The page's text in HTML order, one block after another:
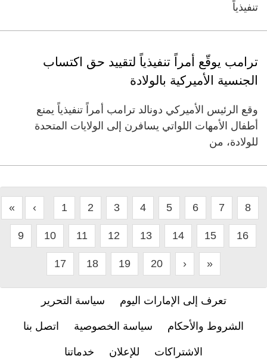
تنفيذياً
ترامب يوقّع أمراً تنفيذياً لتقييد حق اكتساب
الجنسية الأميركية بالولادة
وقع الرئيس الأميركي دونالد ترامب أمراً تنفيذياً يمنع
أطفال الأمهات اللواتي يسافرن إلى الولايات المتحدة
للولادة، من
« ‹ 1 2 3 4 5 6 7 8
9 10 11 12 13 14 15 16
17 18 19 20 › »
تعرف إلى الإمارات اليوم سياسة التحرير
الشروط والأحكام سياسة الخصوصية اتصل بنا
الاشتراكات للإعلان خدماتنا